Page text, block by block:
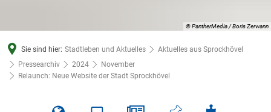
© PantherMedia / Boris Zerwann
Sie sind hier: Stadtleben und Aktuelles
Aktuelles aus Sprockhövel
Pressearchiv
2024
November
Relaunch: Neue Website der Stadt Sprockhövel